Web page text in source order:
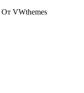
От VWthemes